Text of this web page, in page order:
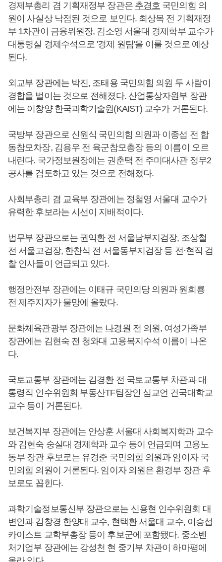
경제부총리 겸 기획재정부 장관은 추경호 국민의힘 의
원이 사실상 낙점된 것으로 보인다. 최상목 전 기획재정
부 1차관이 금융위원장, 김소영 서울대 경제학부 교수가
대통령실 경제수석으로 '경제 원팀'을 이룰 것으로 예상
된다.
외교부 장관에는 박진, 조태용 국민의힘 의원 두 사람이
경합을 벌이는 것으로 전해졌다. 산업통상자원부 장관
에는 이창양 한국과학기술원(KAIST) 교수가 거론된다.
국방부 장관으로 신원식 국민의힘 의원과 이종섭 전 합
동참모차장, 김용우 전 육군참모총장 등의 이름이 오르
내린다. 국가정보원장에는 권춘택 전 주미대사관 정무2
공사를 검토하고 있는 것으로 전해졌다.
사회부총리 겸 교육부 장관에는 정철영 서울대 교수가
유력한 후보라는 시선이 지배적이다.
법무부 장관으로는 권익환 전 서울남부지검장, 조상철
전 서울고검장, 한찬식 전 서울동부지검장 등 전·현직 검
찰 인사들이 언급되고 있다.
행정안전부 장관에는 이태규 국민의당 의원과 원희룡
전 제주지자가 물망에 올랐다.
문화체육관광부 장관에는 나경원 전 의원, 여성가족부
장관에는 김현숙 전 청와대 고용복지수석 이름이 나온
다.
국토교통부 장관에는 김경환 전 국토교통부 차관과 대
통령직 인수위원회 부동산TF팀장인 심교언 건국대학교
교수 등이 거론된다.
보건복지부 장관에는 안상훈 서울대 사회복지학과 교수
와 김현숙 숭실대 경제학과 교수 등이 언급되며 고용노
동부 장관 후보로는 유경준 국민의힘 의원과 임이자 국
민의힘 의원이 거론된다. 임이자 의원은 환경부 장관 후
보로도 꼽힌다.
과학기술정보통신부 장관으로는 신용현 인수위원회 대
변인과 김창경 한양대 교수, 현택환 서울대 교수, 이승섭
카이스트 교학부총장 등이 후보군에 포함됐다. 중소벤
처기업부 장관에는 강성천 현 중기부 차관이 하마평에